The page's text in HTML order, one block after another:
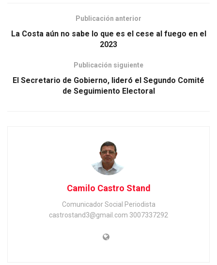
Publicación anterior
La Costa aún no sabe lo que es el cese al fuego en el
2023
Publicación siguiente
El Secretario de Gobierno, lideró el Segundo Comité
de Seguimiento Electoral
Camilo Castro Stand
Comunicador Social Periodista
castrostand3@gmail.com 3007337292